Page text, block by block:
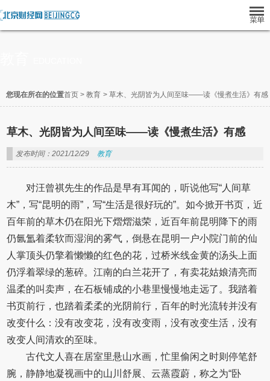
您现在所在的位置首页 > 教育 > 草木、光阴皆为人间至味­­­——读《慢煮生活》有感
草木、光阴皆为人间至味­­­——读《慢煮生活》有感
发布时间：2021/12/29 教育
对汪曾祺先生的作品是早有耳闻的，听说他写“人间草
木”，写“昆明的雨”，写“生活是很好玩的”。如今掀开书页，近
百年前的草木仍在阳光下熠熠滋荣，近百年前昆明降下的雨
仍氤氲着柔软而湿润的雾气，倒悬在昆明一户小院门前的仙
人掌顶头仍擎着懒懒的红色的花，过桥米线金黄的汤头上面
仍浮着翠绿的葱碎。江南的白兰花开了，有卖花姑娘清亮而
温柔的叫卖声，在石板铺成的小巷里慢慢地走远了。我踏着
书页前行，也踏着柔柔的光阴前行，百年的时光流转并没有
改变什么：没有改变花，没有改变雨，没有改变生活，没有
改变人间清欢的至味。
古代文人喜在居室里悬山水画，忙里偷闲之时则停笔舒
腕，静静地凝视画中的山川舒展、云蒸霞蔚，称之为“卧